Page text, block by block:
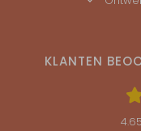
KLANTEN
4.65